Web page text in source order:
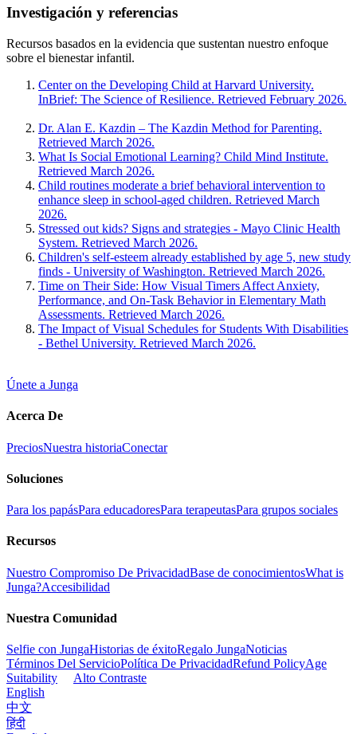
Investigación y referencias
Recursos basados en la evidencia que sustentan nuestro enfoque
sobre el bienestar infantil.
Center on the Developing Child at Harvard University.
InBrief: The Science of Resilience. Retrieved February 2026.
Dr. Alan E. Kazdin – The Kazdin Method for Parenting.
Retrieved March 2026.
What Is Social Emotional Learning? Child Mind Institute.
Retrieved March 2026.
Child routines moderate a brief behavioral intervention to
enhance sleep in school-aged children. Retrieved March
2026.
Stressed out kids? Signs and strategies - Mayo Clinic Health
System. Retrieved March 2026.
Children's self-esteem already established by age 5, new study
finds - University of Washington. Retrieved March 2026.
Time on Their Side: How Visual Timers Affect Anxiety,
Performance, and On-Task Behavior in Elementary Math
Assessments. Retrieved March 2026.
The Impact of Visual Schedules for Students With Disabilities
- Bethel University. Retrieved March 2026.
Únete a Junga
Acerca De
PreciosNuestra historiaConectar
Soluciones
Para los papásPara educadoresPara terapeutasPara grupos sociales
Recursos
Nuestro Compromiso De PrivacidadBase de conocimientosWhat is
Junga?Accesibilidad
Nuestra Comunidad
Selfie con JungaHistorias de éxitoRegalo JungaNoticias
Términos Del ServicioPolítica De PrivacidadRefund PolicyAge
Suitability
Alto Contraste
English
中文
हिंदी